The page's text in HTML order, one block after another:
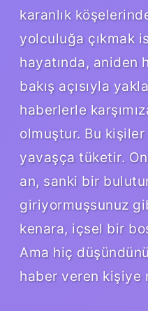
karanlık
yolculuğa çıkmak
hayatında, aniden
bakış açısıyla
haberlerle
olmuştur. Bu
yavaşça tüketir.
an, sanki bir
giriyormuşsunuz
kenara, içsel bir
Ama hiç
haber veren kişiye